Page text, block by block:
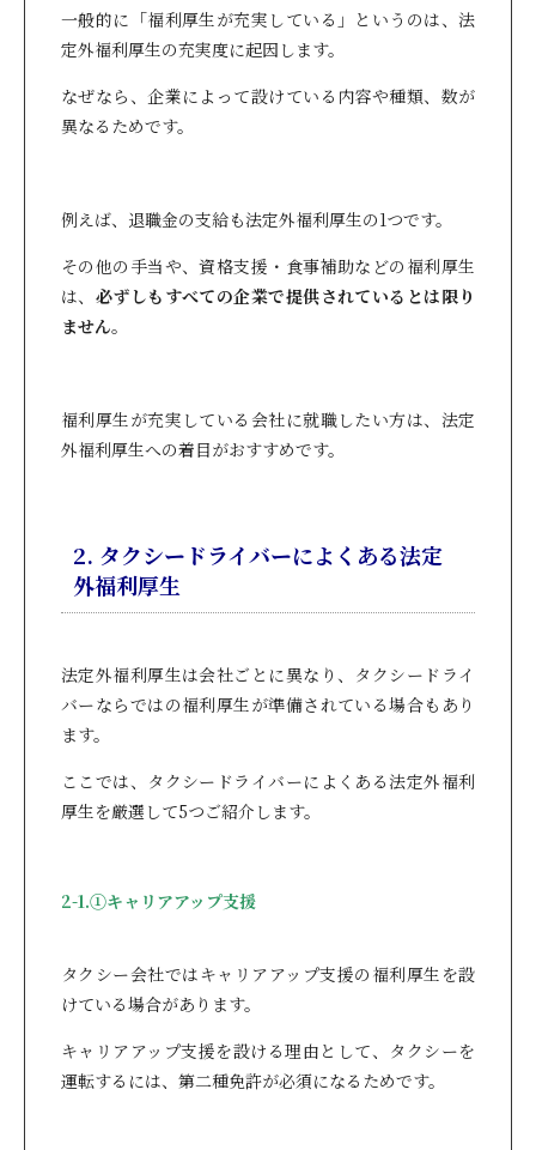
一般的に「福利厚生が充実している」というのは、法
定外福利厚生の充実度に起因します。
なぜなら、企業によって設けている内容や種類、数が
異なるためです。
例えば、退職金の支給も法定外福利厚生の1つです。
その他の手当や、資格支援・食事補助などの福利厚生
は、 必ずしもすべての企業で提供されているとは限り
ません。
福利厚生が充実している会社に就職したい方は、法定
外福利厚生への着目がおすすめです。
2. タクシードライバーによくある法定
外福利厚生
法定外福利厚生は会社ごとに異なり、タクシードライ
バーならではの福利厚生が準備されている場合もあり
ます。
ここでは、タクシードライバーによくある法定外福利
厚生を厳選して5つご紹介します。
2-1.①キャリアアップ支援
タクシー会社ではキャリアアップ支援の福利厚生を設
けている場合があります。
キャリアアップ支援を設ける理由として、タクシーを
運転するには、第二種免許が必須になるためです。